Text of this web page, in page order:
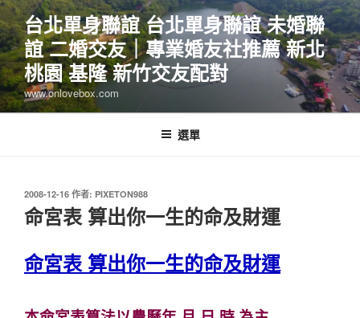
跳
至
主
要
內
容
台北單身聯誼 台北單身聯誼 未婚聯
誼 二婚交友｜專業婚友社推薦 新北
桃園 基隆 新竹交友配對
www.onlovebox.com
選單
發
佈
於
2008-12-16 作者: PIXETON988
命宮表 算出你一生的命及財運
命宮表 算出你一生的命及財運